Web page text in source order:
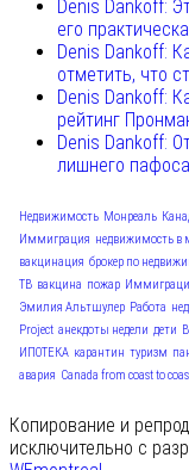
Denis Dankoff:
его
Denis Dankoff:
отметить, что
Denis Dankoff:
рейтинг
Denis Dankoff:
лишнего
Недвижимость Монреаль
Иммиграция недвижимость в
вакцинация брокер по
ТВ вакцина пожар
Эмилия Альтшулер Работа
Project анекдоты недели дети
ИПОТЕКА карантин туризм
авария Canada from coast to
Копирование и
исключительно с